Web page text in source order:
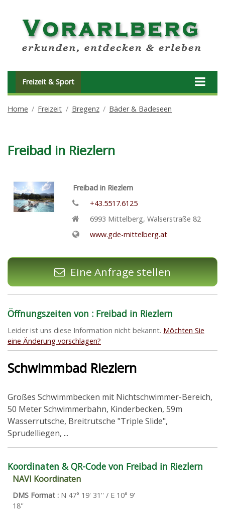
Freizeit & Sport
Home Freizeit Bregenz Bäder & Badeseen
Freibad in Riezlern
Freibad in Riezlern
+43.5517.6125
6993 Mittelberg,Walserstraße 82
www.gde-mittelberg.at
Eine Anfrage stellen
Öffnungszeiten von : Freibad in Riezlern
Leider ist uns diese Information nicht bekannt. Möchten Sie
eine Änderung vorschlagen?
Schwimmbad Riezlern
Großes Schwimmbecken mit Nichtschwimmer-Bereich,
50 Meter Schwimmerbahn, Kinderbecken, 59m
Wasserrutsche, Breitrutsche "Triple Slide",
Sprudelliegen, ...
Koordinaten & QR-Code von Freibad in Riezlern
NAVI Koordinaten
DMS Format : N 47° 19' 31'' / E 10° 9'
18''